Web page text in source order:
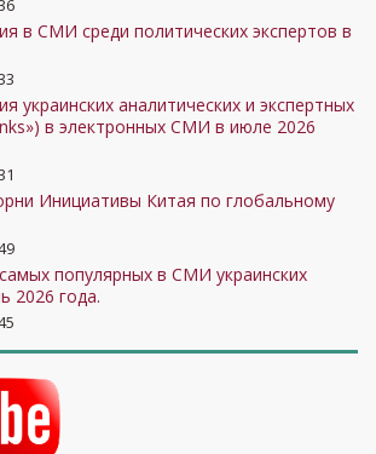
в СМИ среди политических экспертов в
украинских аналитических и экспертных
в электронных СМИ в июле 2026
Инициативы Китая по глобальному
популярных в СМИ украинских
2026 года.